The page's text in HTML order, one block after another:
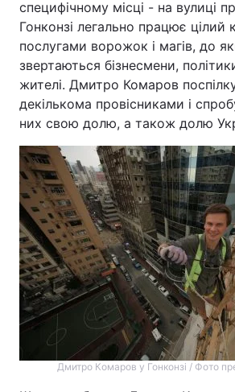
специфічному місці - на вулиці
Гонконзі легально працює цілий
послугами ворожок і магів, до
звертаються бізнесмени,
жителі. Дмитро Комаров
декількома провісниками і
них свою долю, а також долю
Дмитро Комаров у Гонконзі / Фото